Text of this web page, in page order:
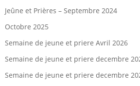
Jeûne et Prières – Septembre 2024
Octobre 2025
Semaine de jeune et priere Avril 2026
Semaine de jeune et priere decembre
Semaine de jeune et priere decembre